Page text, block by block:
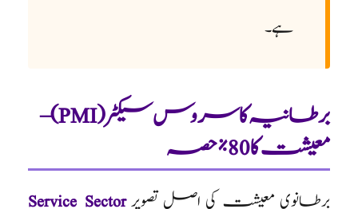
ہے۔
برطانیہ کا سروس سیکٹر (PMI) –
معیشت کا 80% حصہ
برطانوی معیشت کی اصل تصویرService Sector